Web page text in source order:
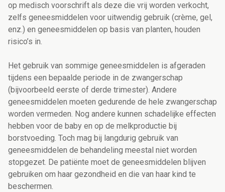
op medisch voorschrift als deze die vrij worden verkocht,
zelfs geneesmiddelen voor uitwendig gebruik (crème, gel,
enz.) en geneesmiddelen op basis van planten, houden
risico’s in.
Het gebruik van sommige geneesmiddelen is afgeraden
tijdens een bepaalde periode in de zwangerschap
(bijvoorbeeld eerste of derde trimester). Andere
geneesmiddelen moeten gedurende de hele zwangerschap
worden vermeden. Nog andere kunnen schadelijke effecten
hebben voor de baby en op de melkproductie bij
borstvoeding. Toch mag bij langdurig gebruik van
geneesmiddelen de behandeling meestal niet worden
stopgezet. De patiënte moet de geneesmiddelen blijven
gebruiken om haar gezondheid en die van haar kind te
beschermen.